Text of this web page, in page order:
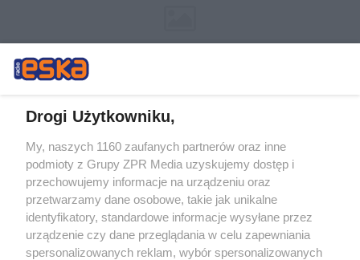
Żaden utwór zamieszczony w serwisie nie może być powielany i
rozpowszechniany lub dalej rozpowszechniany w jakikolwiek sposób (w
tym także elektroniczny lub mechaniczny) na jakimkolwiek polu
eksploatacji w jakiejkolwiek formie, włącznie z umieszczaniem w
Internecie bez pisemnej zgody właściciela praw. Jakiekolwiek użycie lub
wykorzystanie utworów w całości lub w części z naruszeniem prawa,
tzn. bez właściwej zgody, jest zabronione pod groźbą kary i może być
ścigane prawnie.
Drogi Użytkowniku,
My, naszych 1160 zaufanych partnerów oraz inne
podmioty z Grupy ZPR Media uzyskujemy dostęp i
przechowujemy informacje na urządzeniu oraz
przetwarzamy dane osobowe, takie jak unikalne
identyfikatory, standardowe informacje wysyłane przez
urządzenie czy dane przeglądania w celu zapewniania
spersonalizowanych reklam, wybór spersonalizowanych